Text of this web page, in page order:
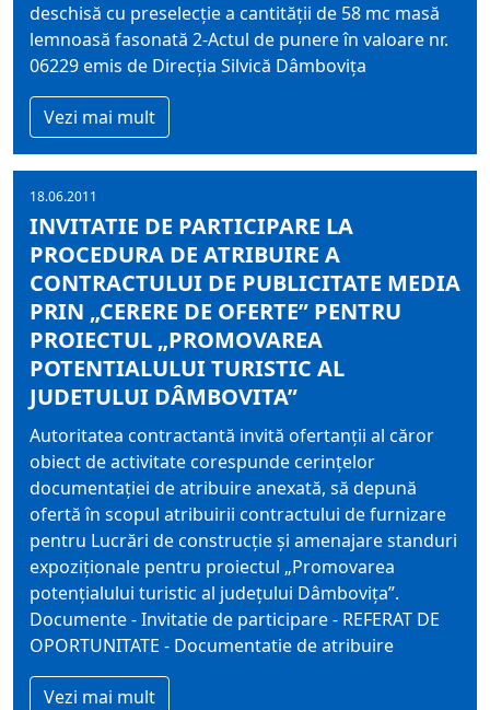
deschisă cu preselecţie a cantităţii de 58 mc masă
lemnoasă fasonată 2-Actul de punere în valoare nr.
06229 emis de Direcţia Silvică Dâmboviţa
Vezi mai mult
18.06.2011
INVITATIE DE PARTICIPARE LA
PROCEDURA DE ATRIBUIRE A
CONTRACTULUI DE PUBLICITATE MEDIA
PRIN „CERERE DE OFERTE” PENTRU
PROIECTUL „PROMOVAREA
POTENTIALULUI TURISTIC AL
JUDETULUI DÂMBOVITA”
Autoritatea contractantă invită ofertanţii al căror
obiect de activitate corespunde cerinţelor
documentaţiei de atribuire anexată, să depună
ofertă în scopul atribuirii contractului de furnizare
pentru Lucrări de construcţie şi amenajare standuri
expoziţionale pentru proiectul „Promovarea
potenţialului turistic al judeţului Dâmboviţa”.
Documente - Invitatie de participare - REFERAT DE
OPORTUNITATE - Documentatie de atribuire
Vezi mai mult